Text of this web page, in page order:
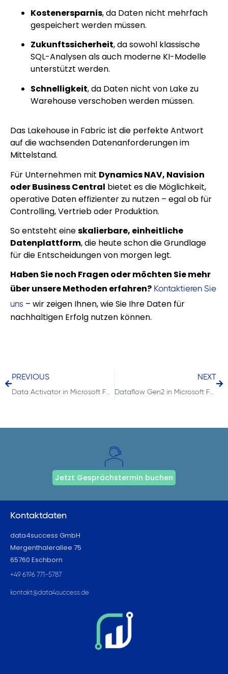
Kostenersparnis, da Daten nicht mehrfach
gespeichert werden müssen.
Zukunftssicherheit, da sowohl klassische
SQL-Analysen als auch moderne KI-Modelle
unterstützt werden.
Schnelligkeit, da Daten nicht von Lake zu
Warehouse verschoben werden müssen.
Das Lakehouse in Fabric ist die perfekte Antwort
auf die wachsenden Datenanforderungen im
Mittelstand.
Für Unternehmen mit Dynamics NAV, Navision
oder Business Central bietet es die Möglichkeit,
operative Daten effizienter zu nutzen – egal ob für
Controlling, Vertrieb oder Produktion.
So entsteht eineskalierbare, einheitliche
Datenplattform, die heute schon die Grundlage
für die Entscheidungen von morgen legt.
Haben Sie noch Fragen oder möchten Sie mehr
über unsere Methoden erfahren? Kontaktieren Sie
uns – wir zeigen Ihnen, wie Sie Ihre Daten für
nachhaltigen Erfolg nutzen können.
PREVIOUS
Data Activator in Microsoft Fabric – von der Analyse zur Aktion
NEXT
Dataflow Gen2 in Microsoft Fabric – Self-Service-Datenintegration für den Mittelstand
Jetzt Gesprächstermin buchen
Kontaktdaten
data4success GmbH
Mergenthalerallee 75
65760 Eschborn
+49 6196 771-5787
kontakt@data4success.de